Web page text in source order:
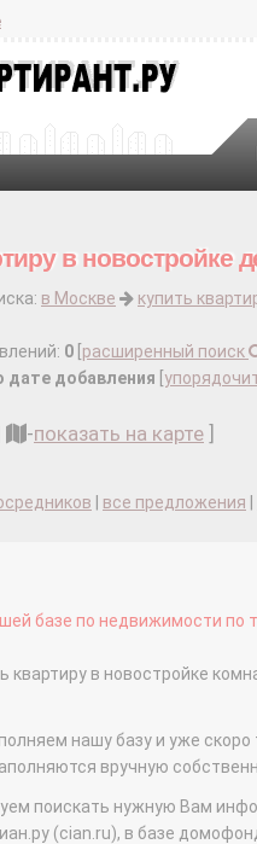
в новостройке
в Москве купить
0 расширенный поиск
дате добавления
-показать на карте
все предложения
базе по недвижимости по
квартиру в новостройке
нашу базу и уже
вручную
поискать нужную Вам
(cian.ru), в базе